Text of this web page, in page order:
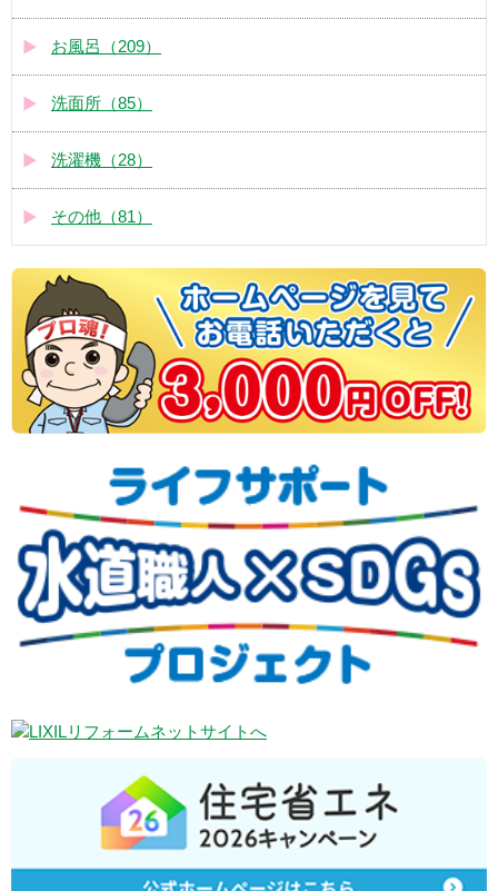
お風呂（209）
洗面所（85）
洗濯機（28）
その他（81）